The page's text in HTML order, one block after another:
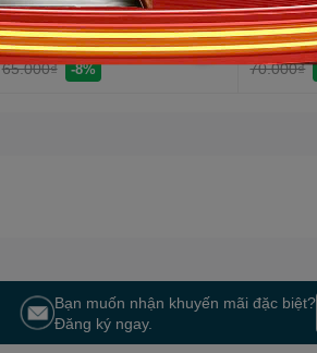
60.000₫
65.000₫ -8%
60.000₫
70.000₫
Bạn muốn nhận khuyến mãi đặc biệt?
Đăng ký ngay.